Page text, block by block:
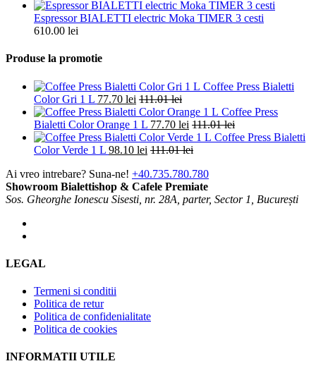
Espressor BIALETTI electric Moka TIMER 3 cesti
610.00 lei
Produse la promotie
Coffee Press Bialetti
Color Gri 1 L 77.70 lei 111.01lei
Coffee Press
Bialetti Color Orange 1 L 77.70 lei 111.01lei
Coffee Press Bialetti
Color Verde 1 L 98.10 lei 111.01lei
Ai vreo intrebare? Suna-ne! +40.735.780.780
Showroom Bialettishop & Cafele Premiate
Sos. Gheorghe Ionescu Sisesti, nr. 28A, parter, Sector 1, București
LEGAL
Termeni si conditii
Politica de retur
Politica de confidenialitate
Politica de cookies
INFORMATII UTILE